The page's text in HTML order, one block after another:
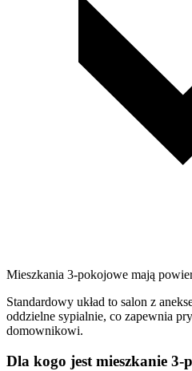
Mieszkania 3-pokojowe mają
Standardowy układ to salon z
oddzielne sypialnie, co zapewnia
domownikowi.
Dla kogo jest mieszkanie 3-